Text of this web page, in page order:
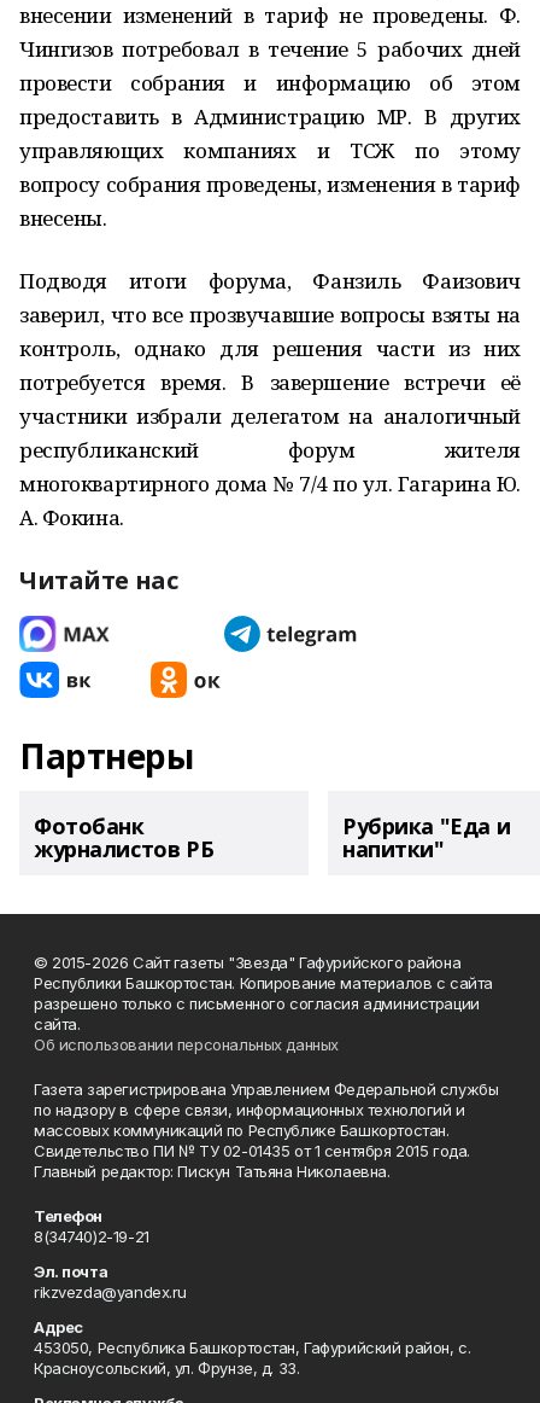
внесении изменений в тариф не проведены. Ф.
Чингизов потребовал в течение 5 рабочих дней
провести собрания и информацию об этом
предоставить в Администрацию МР. В других
управляющих компаниях и ТСЖ по этому
вопросу собрания проведены, изменения в тариф
внесены.
Подводя итоги форума, Фанзиль Фаизович
заверил, что все прозвучавшие вопросы взяты на
контроль, однако для решения части из них
потребуется время. В завершение встречи её
участники избрали делегатом на аналогичный
республиканский форум жителя
многоквартирного дома № 7/4 по ул. Гагарина Ю.
А. Фокина.
Читайте нас
Партнеры
Фотобанк
журналистов РБ
Рубрика "Еда и
напитки"
© 2015-2026 Сайт газеты "Звезда" Гафурийского района
Республики Башкортостан. Копирование материалов с сайта
разрешено только с письменного согласия администрации
сайта.
Об использовании персональных данных
Газета зарегистрирована Управлением Федеральной службы
по надзору в сфере связи, информационных технологий и
массовых коммуникаций по Республике Башкортостан.
Свидетельство ПИ № ТУ 02-01435 от 1 сентября 2015 года.
Главный редактор: Пискун Татьяна Николаевна.
Телефон
8(34740)2-19-21
Эл. почта
rikzvezda@yandex.ru
Адрес
453050, Республика Башкортостан, Гафурийский район, с.
Красноусольский, ул. Фрунзе, д. 33.